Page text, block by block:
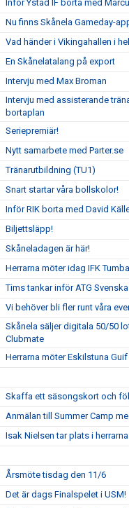
Inför Ystad IF borta med
Nu finns Skånela Gameday-
Vad händer i Vikingahallen i
En Skånelatalang på export
Intervju med Max Broman
Intervju med assisterande
bortaplan
Seriepremiär!
Nytt samarbete med Parter.se
Tränarutbildning (TU1)
Snart startar våra bollskolor!
Inför RIK borta med David
Biljettsläpp!
Skåneladagen är här!
Herrarna möter idag IFK
Tims tankar inför ATG
Vi behöver bli fler runt våra
Skånela säljer digitala 50/50
Clubmate
Herrarna möter Eskilstuna
Skaffa ett säsongskort och
Anmälan till Summer Camp
Isak Nielsen tar plats i
Årsmöte tisdag den 11/6
Det är dags Finalspelet i USM!